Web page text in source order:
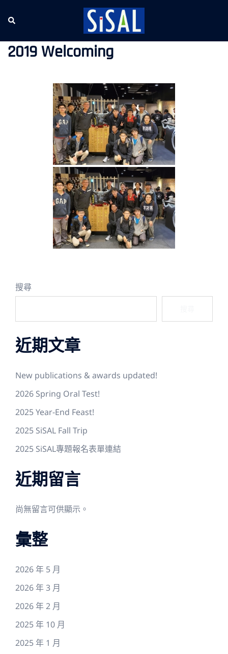
Search
2019 Welcoming
搜尋
近期文章
New publications & awards updated!
2026 Spring Oral Test!
2025 Year-End Feast!
2025 SiSAL Fall Trip
2025 SiSAL專題報名表單連結
近期留言
尚無留言可供顯示。
彙整
2026 年 5 月
2026 年 3 月
2026 年 2 月
2025 年 10 月
2025 年 1 月